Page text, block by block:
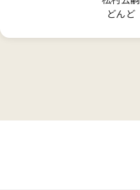
どんど